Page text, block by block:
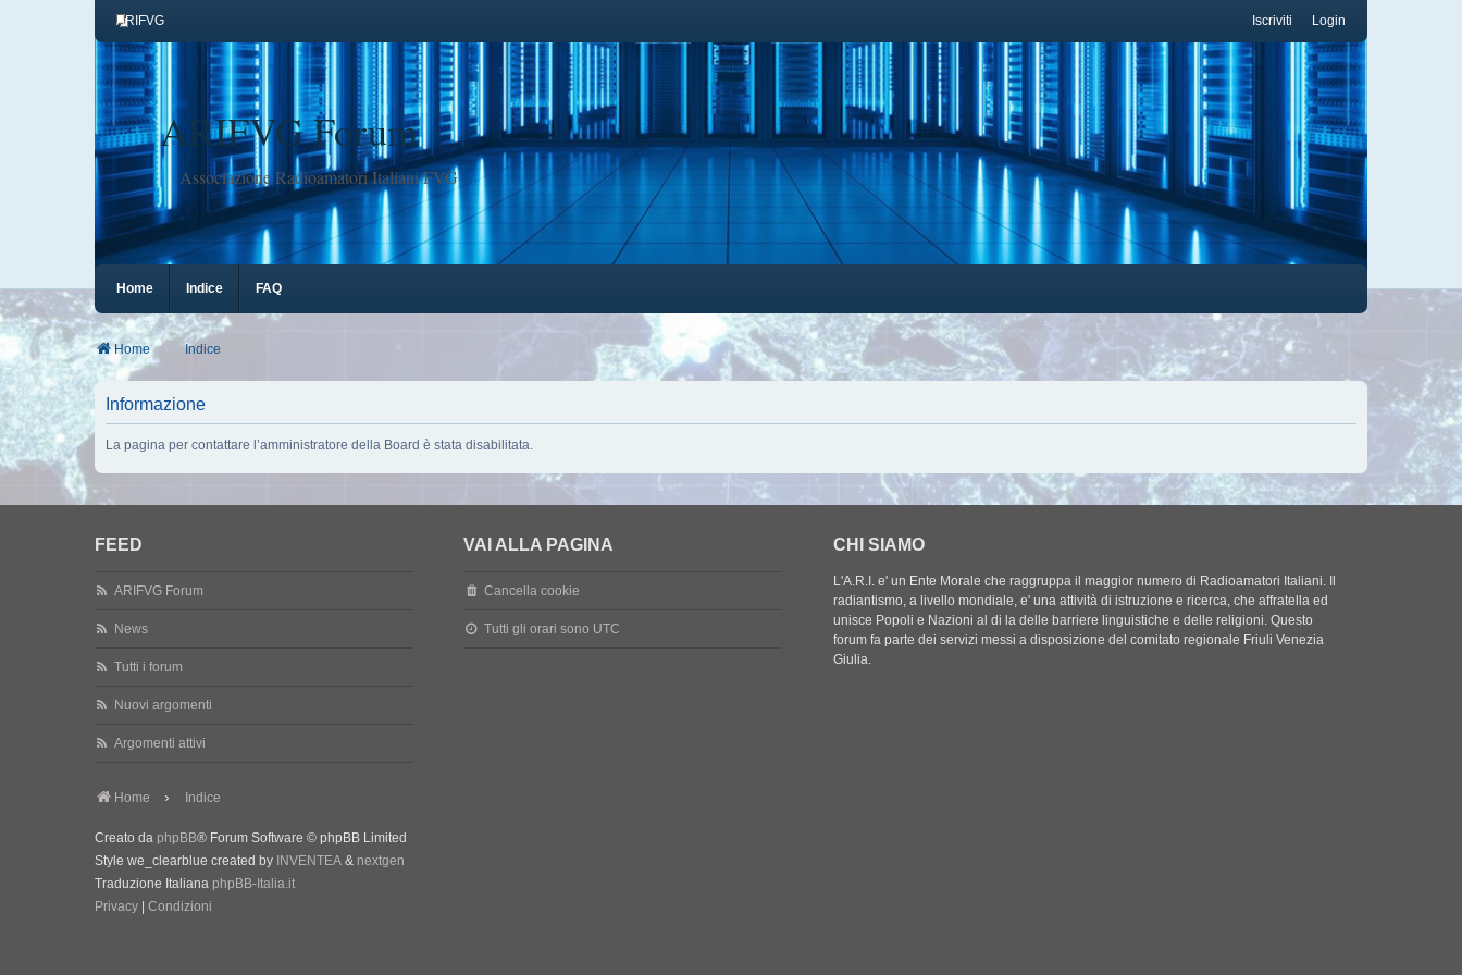
Login
Iscriviti
ARIFVG
ARIFVG Forum
Associazione Radioamatori Italiani FVG
Home Indice FAQ
Home Indice
Informazione
La pagina per contattare l’amministratore della Board è stata disabilitata.
FEED
ARIFVG Forum
News
Tutti i forum
Nuovi argomenti
Argomenti attivi
VAI ALLA PAGINA
Cancella cookie
Tutti gli orari sono UTC
CHI SIAMO
L'A.R.I. e' un Ente Morale che raggruppa il maggior numero di Radioamatori Italiani. Il
radiantismo, a livello mondiale, e' una attività di istruzione e ricerca, che affratella ed
unisce Popoli e Nazioni al di la delle barriere linguistiche e delle religioni. Questo
forum fa parte dei servizi messi a disposizione del comitato regionale Friuli Venezia
Giulia.
Home Indice
Creato da phpBB® Forum Software © phpBB Limited
Style we_clearblue created by INVENTEA & nextgen
Traduzione Italiana phpBB-Italia.it
Privacy
Condizioni